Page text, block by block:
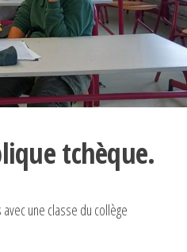
tchèque.
une classe du collège